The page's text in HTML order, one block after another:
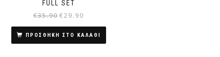
FULL SET
€35.90 Original
was:
€35.90.
€29.90
τιμή
είναι:
ΠΡΟΣΘΗΚΗ ΣΤΟ ΚΑΛΑΘΙ